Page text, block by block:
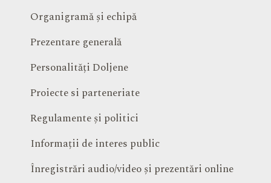
Organigramă și echipă
Prezentare generală
Personalități Doljene
Proiecte si parteneriate
Regulamente și politici
Informații de interes public
Înregistrări audio/video și prezentări online